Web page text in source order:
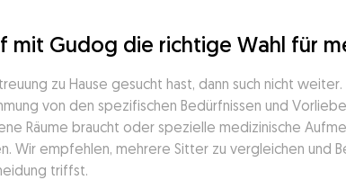
mit Gudog die richtige Wahl für
zu Hause gesucht hast, dann such nicht
von den spezifischen Bedürfnissen und
Räume braucht oder spezielle medizinische
Wir empfehlen, mehrere Sitter zu vergleichen und
triffst.